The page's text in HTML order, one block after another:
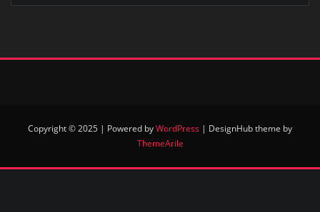
Copyright © 2025 | Powered byWordPress | DesignHub theme by
ThemeArile